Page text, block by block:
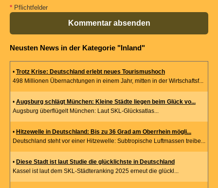
* Pflichtfelder
Kommentar absenden
Neusten News in der Kategorie "Inland"
• Trotz Krise: Deutschland erlebt neues Tourismushoch
498 Millionen Übernachtungen in einem Jahr, mitten in der Wirtschaftsf...
• Augsburg schlägt München: Kleine Städte liegen beim Glück vo...
Augsburg überflügelt München: Laut SKL-Glücksatlas...
• Hitzewelle in Deutschland: Bis zu 36 Grad am Oberrhein mögli...
Deutschland steht vor einer Hitzewelle: Subtropische Luftmassen treibe...
• Diese Stadt ist laut Studie die glücklichste in Deutschland
Kassel ist laut dem SKL-Städteranking 2025 erneut die glückl...